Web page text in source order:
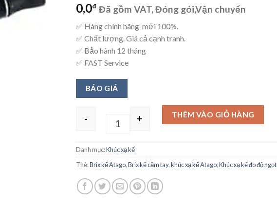
0,0₫ Đã gồm VAT, Đóng gói,Vận chuyển
✅ Hàng chính hãng mới 100%.
✅ Chất lượng. Giá cả cạnh tranh.
✅ Bảo hành 12 tháng
✅ FAST Service
BÁO GIÁ
Quantity
- + THÊM VÀO GIỎ HÀNG
Danh mục:Khúc xạ kế
Thẻ:Brix kế Atago,Brix kế cầm tay,khúc xạ kế Atago,Khúc xạ kế đo độ ngọt